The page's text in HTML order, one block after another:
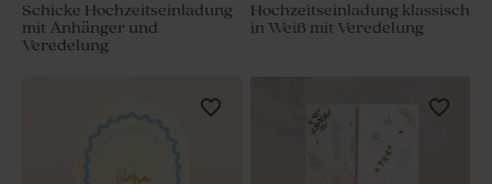
Schicke Hochzeitseinladung
mit Anhänger und
Veredelung
Hochzeitseinladung klassisch
in Weiß mit Veredelung